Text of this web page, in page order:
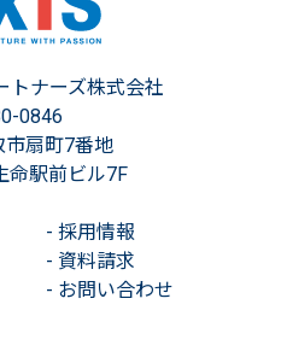
トナーズ株式会社
0846
市扇町7番地
命駅前ビル7F
- 採用情報
- 資料請求
- お問い合わせ